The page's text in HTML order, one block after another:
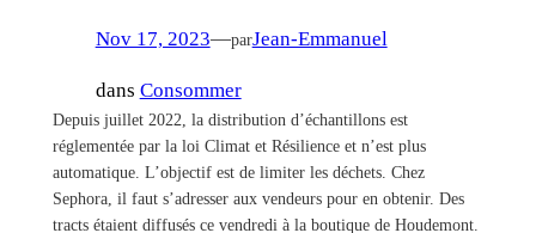
Nov 17, 2023—parJean-Emmanuel
dans Consommer
Depuis juillet 2022, la distribution d’échantillons est
réglementée par la loi Climat et Résilience et n’est plus
automatique. L’objectif est de limiter les déchets. Chez
Sephora, il faut s’adresser aux vendeurs pour en obtenir. Des
tracts étaient diffusés ce vendredi à la boutique de Houdemont.